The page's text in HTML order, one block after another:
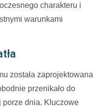
charakteru i
warunkami
została zaprojektowana
przenikało do
porze dnia. Kluczowe